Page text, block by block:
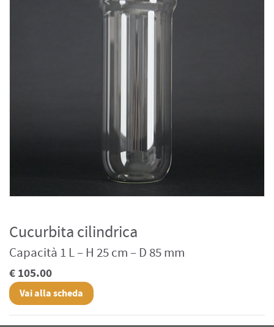
Cucurbita cilindrica
Capacità 1 L – H 25 cm – D 85 mm
€ 105.00
Vai alla scheda